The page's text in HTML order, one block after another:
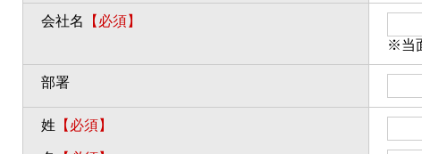
会社名
【必須】
※当
部署
姓 【必須】